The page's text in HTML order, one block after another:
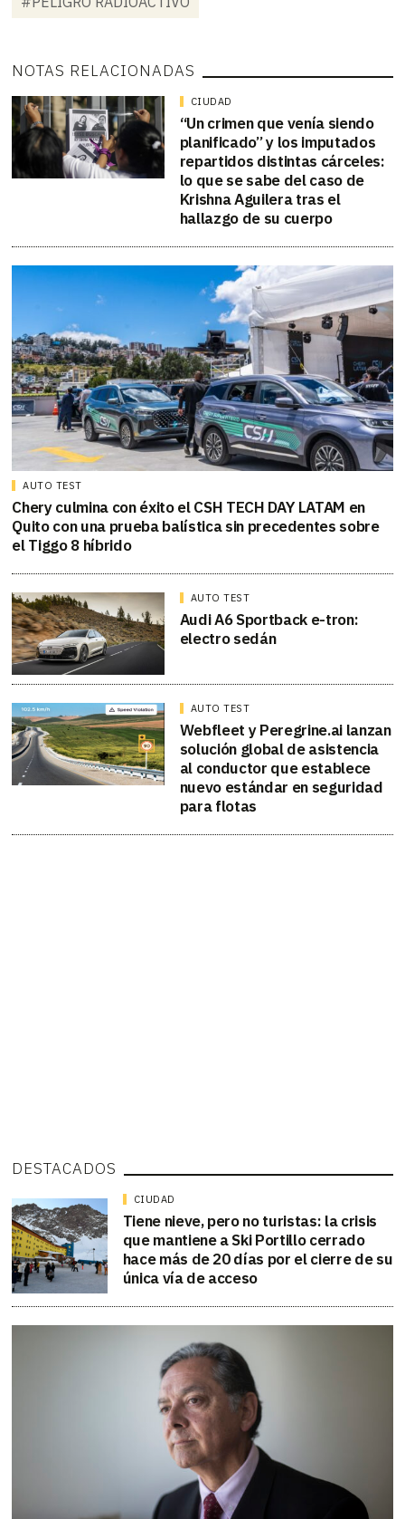
NOTAS RELACIONADAS
CIUDAD
“Un crimen que venía siendo
planificado” y los imputados
repartidos distintas cárceles:
lo que se sabe del caso de
Krishna Aguilera tras el
hallazgo de su cuerpo
AUTO TEST
Chery culmina con éxito el CSH TECH DAY LATAM en
Quito con una prueba balística sin precedentes sobre
el Tiggo 8 híbrido
AUTO TEST
Audi A6 Sportback e-tron:
electro sedán
AUTO TEST
Webfleet y Peregrine.ai lanzan
solución global de asistencia
al conductor que establece
nuevo estándar en seguridad
para flotas
DESTACADOS
CIUDAD
Tiene nieve, pero no turistas: la crisis
que mantiene a Ski Portillo cerrado
hace más de 20 días por el cierre de su
única vía de acceso